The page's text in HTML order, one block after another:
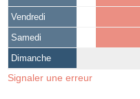
Vendredi
Samedi
Dimanche
Signaler une erreur